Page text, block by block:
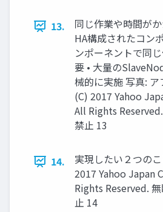
13.
同じ作業や時間が
HA構成されたコン
ンポーネントで同
要 • 大量の
械的に実施 写真:
(C) 2017 Yahoo
All Rights
禁止 13
14.
実現したい２つの
2017 Yahoo Japan
Rights Reserved.
止 14